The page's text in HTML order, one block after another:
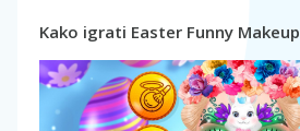
Kako igrati Easter Funny Makeup